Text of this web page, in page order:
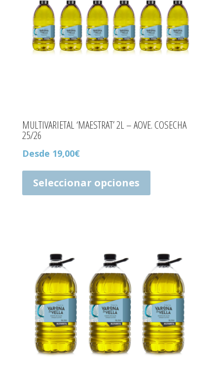
la
página
de
producto
MULTIVARIETAL ‘MAESTRAT’ 2L – AOVE. COSECHA
25/26
Desde 19,00€
Seleccionar opciones
pueden
elegir
en
la
página
de
producto